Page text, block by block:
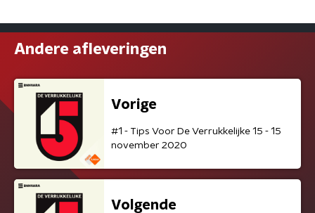
Andere afleveringen
Vorige
#1 - Tips Voor De Verrukkelijke 15 - 15
november 2020
Volgende